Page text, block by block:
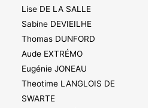
Lise DE LA SALLE
Sabine DEVIEILHE
Thomas DUNFORD
Aude EXTRÉMO
Eugénie JONEAU
Theotime LANGLOIS DE
SWARTE